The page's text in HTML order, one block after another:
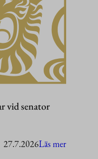
vid senator
27.7.2026Läs mer: